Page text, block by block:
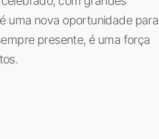
uma nova oportunidade para
presente, é uma força